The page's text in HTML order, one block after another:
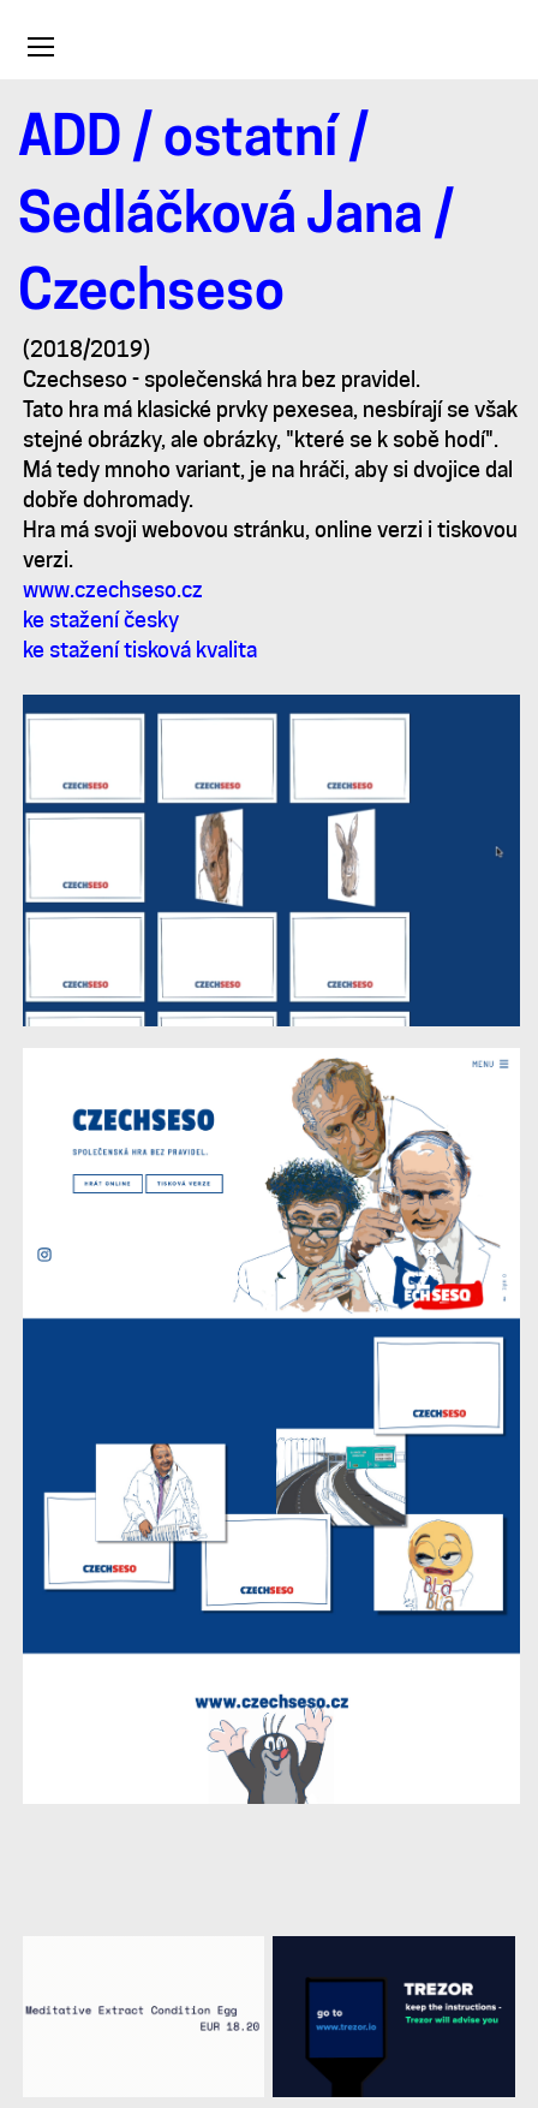
Toggle
ADD / ostatní /
Sedláčková Jana /
Czechseso
Czechseso
(2018/2019)
Czechseso - společenská hra bez pravidel.
Tato hra má klasické prvky pexesea, nesbírají se však
stejné obrázky, ale obrázky, "které se k sobě hodí".
Má tedy mnoho variant, je na hráči, aby si dvojice dal
dobře dohromady.
Hra má svoji webovou stránku, online verzi i tiskovou
verzi.
www.czechseso.cz
ke stažení česky
ke stažení tisková kvalita
práce